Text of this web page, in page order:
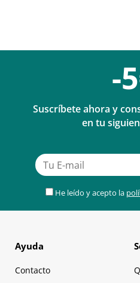
-
Suscríbete ahora y
en tu
He leído y acepto la
Ayuda
Contacto